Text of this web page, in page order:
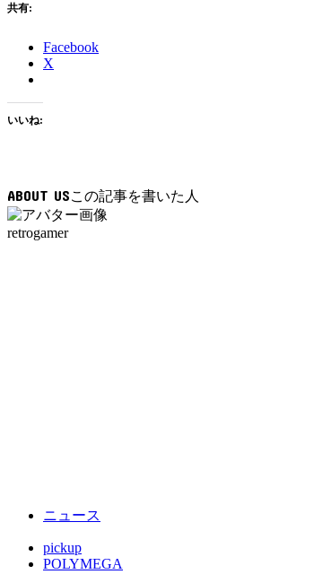
共有:
Facebook
X
いいね:
ABOUT US
retrogamer
ニュース
pickup
POLYMEGA